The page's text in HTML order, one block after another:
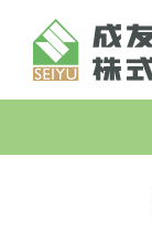
伝えたい